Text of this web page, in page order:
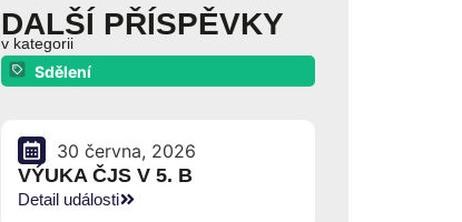
DALŠÍ PŘÍSPĚVKY
v kategorii
Sdělení
30 června, 2026
VÝUKA ČJS V 5. B
Detail události